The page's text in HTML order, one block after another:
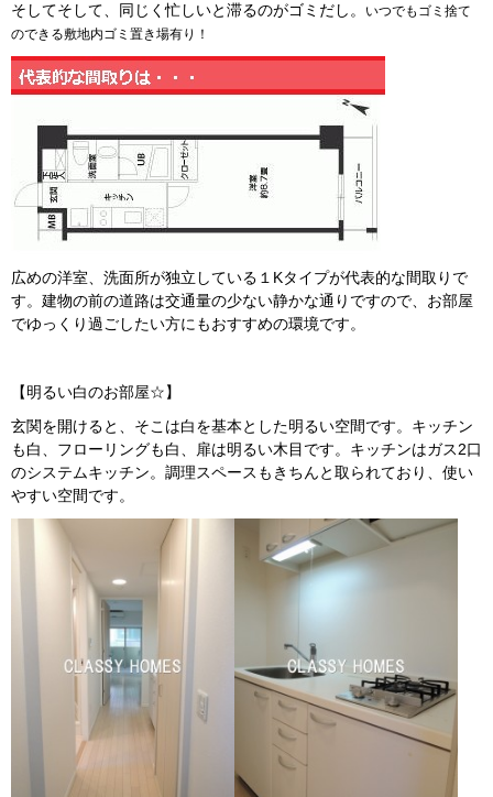
そしてそして、同じく忙しいと滞るのがゴミだし。
いつでもゴミ捨て
のできる敷地内ゴミ置き場有り！
広めの洋室、洗面所が独立している１Kタイプが代表的な間取りで
す。建物の前の道路は交通量の少ない静かな通りですので、お部屋
でゆっくり過ごしたい方にもおすすめの環境です。
【明るい白のお部屋☆】
玄関を開けると、そこは白を基本とした明るい空間です。キッチン
も白、フローリングも白、扉は明るい木目です。キッチンはガス2口
のシステムキッチン。調理スペースもきちんと取られており、使い
やすい空間です。